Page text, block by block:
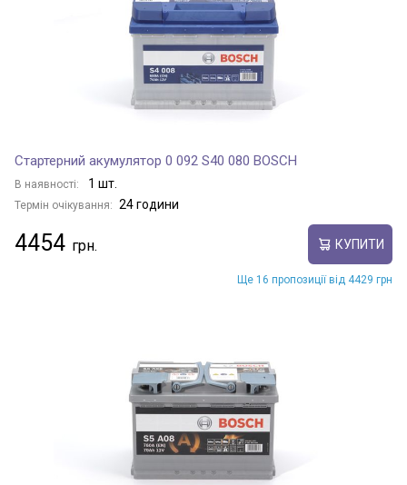
Стартерний акумулятор 0 092 S40 080 BOSCH
В наявності: 1 шт.
Термін очікування: 24 години
4454 КУПИТИ
Ще 16 пропозиції від 4429 грн